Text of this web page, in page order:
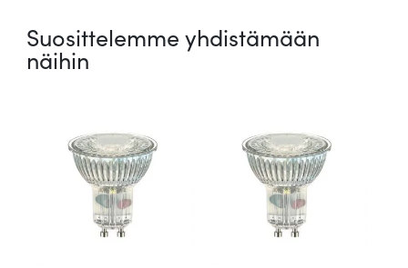
Suosittelemme yhdistämään
näihin